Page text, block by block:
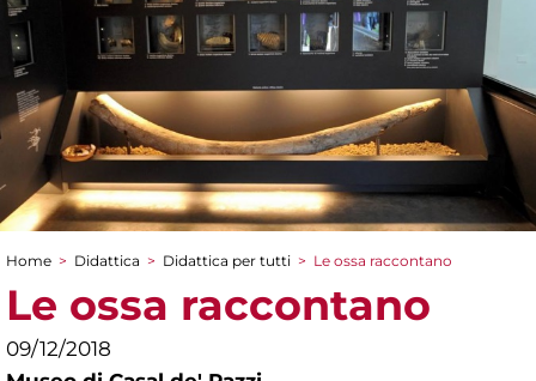
Tu sei qui
Home > Didattica > Didattica per tutti > Le ossa raccontano
Le ossa raccontano
09/12/2018